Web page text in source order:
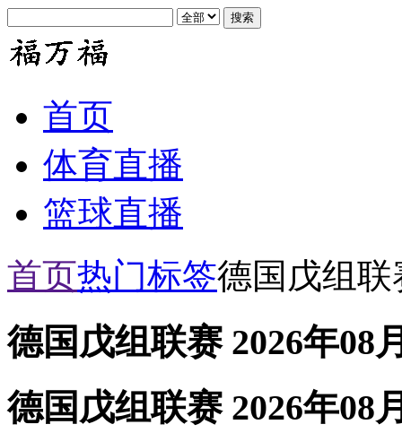
首页
体育直播
篮球直播
首页热门标签德国戊组联
德国戊组联赛 2026年08
德国戊组联赛 2026年08